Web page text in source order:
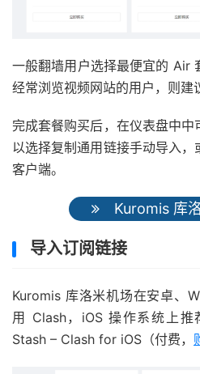
一般翻墙用户选择最便宜的 Air
经常浏览视频网站的用户，则建
完成套餐购买后，在仪表盘中
以选择复制通用链接手动导入
客户端。
Kuromis 库
导入订阅链接
Kuromis 库洛米机场在安卓、
用 Clash，iOS 操作系统上
Stash – Clash for iOS（付费，